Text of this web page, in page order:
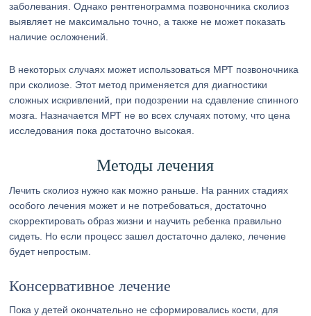
заболевания. Однако рентгенограмма позвоночника сколиоз
выявляет не максимально точно, а также не может показать
наличие осложнений.
В некоторых случаях может использоваться МРТ позвоночника
при сколиозе. Этот метод применяется для диагностики
сложных искривлений, при подозрении на сдавление спинного
мозга. Назначается МРТ не во всех случаях потому, что цена
исследования пока достаточно высокая.
Методы лечения
Лечить сколиоз нужно как можно раньше. На ранних стадиях
особого лечения может и не потребоваться, достаточно
скорректировать образ жизни и научить ребенка правильно
сидеть. Но если процесс зашел достаточно далеко, лечение
будет непростым.
Консервативное лечение
Пока у детей окончательно не сформировались кости, для